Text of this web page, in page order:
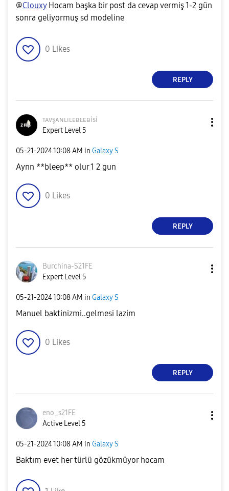
@ClouxyHocam başka bir post da cevap vermiş 1-2 gün
sonra geliyormuş sd modeline
0 Likes
REPLY
ᴛᴀᴠşᴀɴʟɪʟᴇʙʟᴇʙisi
Expert Level 5
‎05-21-202410:08 AM in Galaxy S
Aynn **bleep** olur 1 2 gun
0 Likes
REPLY
Burchina-S21FE
Expert Level 5
‎05-21-202410:08 AM in Galaxy S
Manuel baktinizmi..gelmesi lazim
0 Likes
REPLY
eno_s21FE
Active Level 5
‎05-21-202410:08 AM in Galaxy S
Baktım evet her türlü gözükmüyor hocam